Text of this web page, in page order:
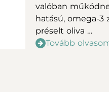
valóban
hatású, omega-3
préselt oliva …
Tovább